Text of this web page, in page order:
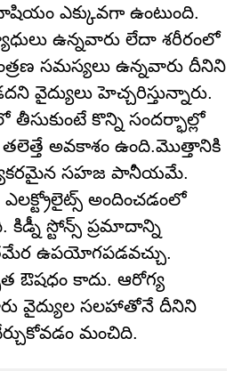
ఎక్కువగా ఉంటుంది.
ఉన్నవారు లేదా శరీరంలో
సమస్యలు ఉన్నవారు దీనిని
వైద్యులు హెచ్చరిస్తున్నారు.
కొన్ని సందర్భాల్లో
అవకాశం ఉంది.మొత్తానికి
సహజ పానీయమే.
అందించడంలో
స్టోన్స్ ప్రమాదాన్ని
ఉపయోగపడవచ్చు.
ఔషధం కాదు. ఆరోగ్య
వైద్యుల సలహాతోనే దీనిని
మంచిది.